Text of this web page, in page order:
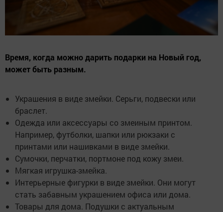
Время, когда можно дарить подарки на Новый год,
может быть разным.
Украшения в виде змейки. Серьги, подвески или
браслет.
Одежда или аксессуары со змеиным принтом.
Например, футболки, шапки или рюкзаки с
принтами или нашивками в виде змейки.
Сумочки, перчатки, портмоне под кожу змеи.
Мягкая игрушка-змейка.
Интерьерные фигурки в виде змейки. Они могут
стать забавным украшением офиса или дома.
Товары для дома. Подушки с актуальным